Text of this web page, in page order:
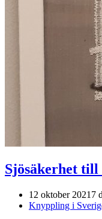
Sjösäkerhet till
12 oktober 2021 7
Knyppling i